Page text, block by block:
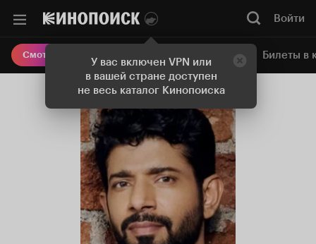
У вас включен VPN или
в вашей стране доступен
не весь каталог Кинопоиска
Войти
Смотреть кино Онлайн-кинотеатр Билеты в